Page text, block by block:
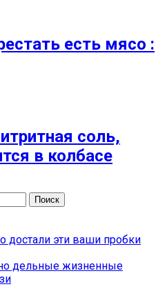
есть мясо :
соль,
в колбасе
достали эти ваши пробки
дельные жизненные